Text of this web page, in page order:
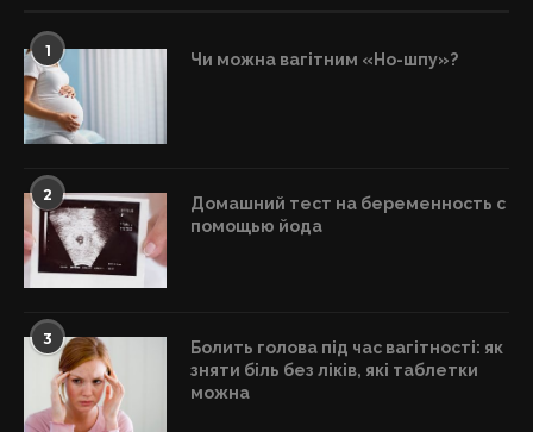
1 Чи можна вагітним «Но-шпу»?
2
Домашний тест на беременность с
помощью йода
3
Болить голова під час вагітності: як
зняти біль без ліків, які таблетки
можна